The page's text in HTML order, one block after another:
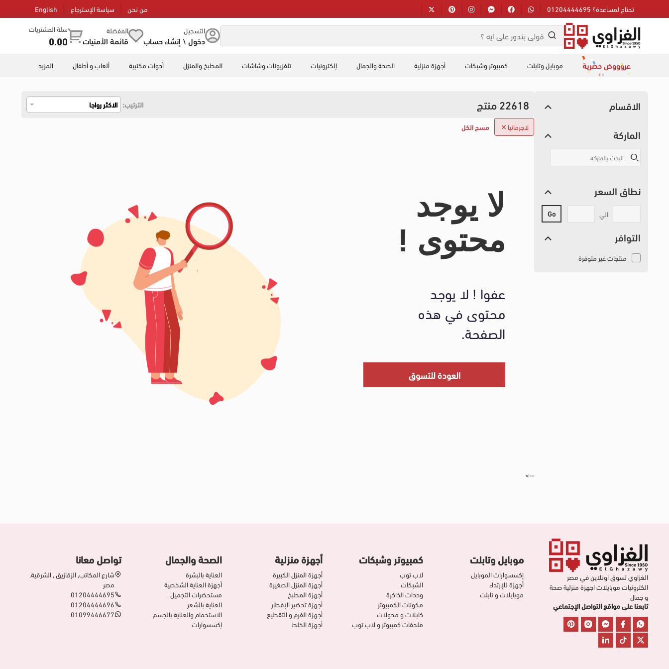
تحتاج لمساعدة؟ 01204444695 من نحن سياسة الإسترجاع English
التسجيل
دخول \ إنشاء حساب
المفضلة
قائمة الأمنيات
سلة المشتريات
0.00
عروووض حصرية موبايل وتابلت كمبيوتر وشبكات أجهزة منزلية الصحة والجمال إلكترونيات تلفزيونات وشاشات المطبخ والمنزل أدوات مكتبية ألعاب و أطفال المزيد
الاقسام
الماركة
نطاق السعر
الي Go
التوافر
منتجات غير متوفرة
22618 منتج الترتيب: الاكثر رواجا
لاجرمانيا مسح الكل
لا يوجد
محتوى !
عفوا ! لا يوجد
محتوى في هذه
الصفحة.
العودة للتسوق
-->
الغزاوي تسوق اونلاين في مصر
الكترونيات موبايلات اجهزة منزلية صحة
و جمال
تابعنا على مواقع التواصل الإجتماعي
موبايل وتابلت
إكسسوارات الموبايل
أجهزة للإرتداء
موبايلات و تابلت
كمبيوتر وشبكات
لاب توب
الشبكات
وحدات الذاكرة
مكونات الكمبيوتر
كابلات و محولات
ملحقات كمبيوتر و لاب توب
أجهزة منزلية
أجهزة المنزل الكبيرة
أجهزة المنزل الصغيرة
أجهزة المطبخ
أجهزة تحضير الإفطار
أجهزة الفرم و التقطيع
أجهزة الخلط
الصحة والجمال
العناية بالبشرة
أجهزة العناية الشخصية
مستحضرات التجميل
العناية بالشعر
الاستحمام والعناية بالجسم
إكسسوارات
تواصل معانا
شارع المكاتب, الزقازيق , الشرقية,
مصر
01204444695
01204444696
01099446677